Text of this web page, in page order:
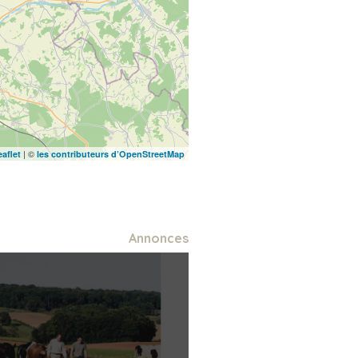
| © les contributeurs d’OpenStreetMap
Annonces